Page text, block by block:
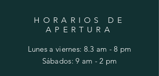
HORARIOS DE
APERTURA
Lunes a viernes: 8.3 am - 8 pm
​​Sábados: 9 am - 2 pm